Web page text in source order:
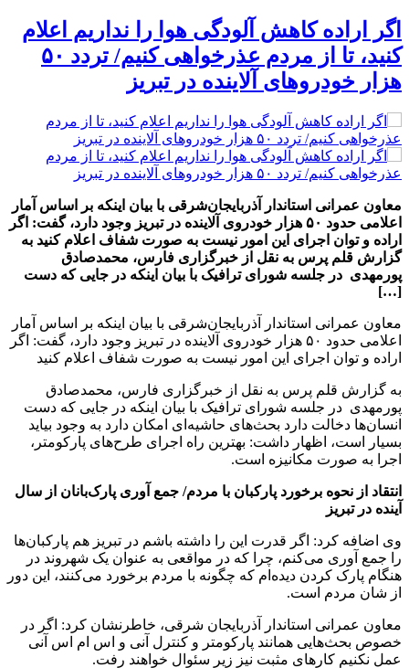
اگر اراده کاهش آلودگی هوا را نداریم اعلام
کنید، تا از مردم عذرخواهی کنیم/ تردد ۵۰
هزار خودروهای آلاینده در تبریز
معاون عمرانی استاندار آذربایجان‌شرقی با بیان اینکه بر اساس آمار
اعلامی حدود ۵۰ هزار خودروی آلاینده در تبریز وجود دارد، گفت: اگر
اراده و توان اجرای این امور نیست به صورت شفاف اعلام کنید به
گزارش قلم پرس به نقل از خبرگزاری فارس، محمدصادق
پورمهدی در جلسه شورای ترافیک با بیان اینکه در جایی که دست
[…]
معاون عمرانی استاندار آذربایجان‌شرقی با بیان اینکه بر اساس آمار
اعلامی حدود ۵۰ هزار خودروی آلاینده در تبریز وجود دارد، گفت: اگر
اراده و توان اجرای این امور نیست به صورت شفاف اعلام کنید
به گزارش قلم پرس به نقل از خبرگزاری فارس، محمدصادق
پورمهدی در جلسه شورای ترافیک با بیان اینکه در جایی که دست
انسان‌ها دخالت دارد بحث‌های حاشیه‌ای امکان دارد به وجود بیاید
بسیار است، اظهار داشت: بهترین راه اجرای طرح‌های پارکومتر،
اجرا به صورت مکانیزه است.
انتقاد از نحوه برخورد پارکبان با مردم/ جمع آوری پارک‌بانان از سال
آینده در تبریز
وی اضافه کرد: اگر قدرت این را داشته باشم در تبریز هم پارکبان‌ها
را جمع آوری می‌کنم، چرا که در مواقعی به عنوان یک شهروند در
هنگام پارک کردن دیده‌ام که چگونه با مردم برخورد می‌کنند، این دور
از شان مردم است.
معاون عمرانی استاندار آذربایجان شرقی، خاطرنشان کرد: اگر در
خصوص بحث‌هایی همانند پارکومتر و کنترل آنی و اس ام اس آنی
عمل نکنیم کارهای مثبت نیز زیر سئوال خواهند رفت.